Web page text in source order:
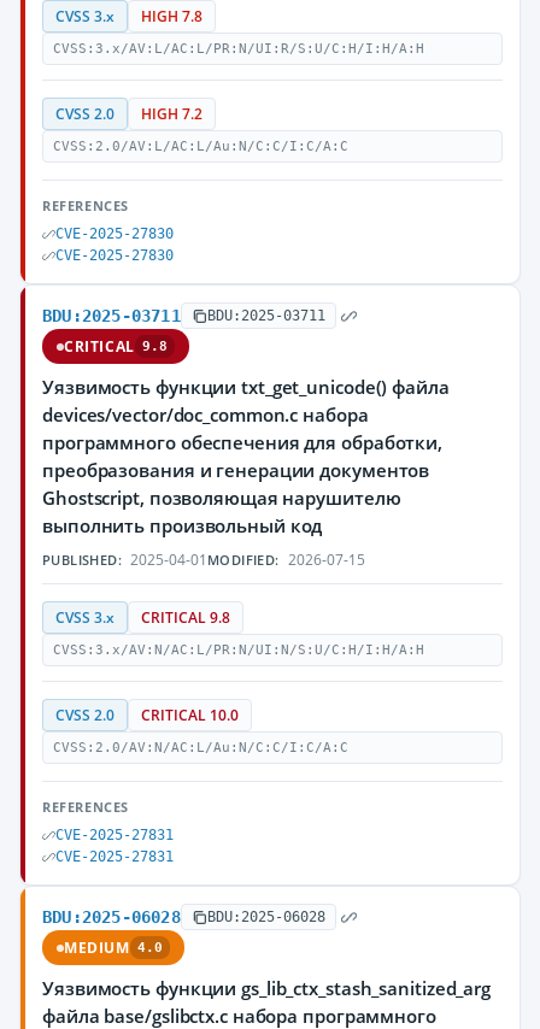
CVSS 3.x HIGH 7.8
CVSS:3.x/AV:L/AC:L/PR:N/UI:R/S:U/C:H/I:H/A:H
CVSS 2.0 HIGH 7.2
CVSS:2.0/AV:L/AC:L/Au:N/C:C/I:C/A:C
REFERENCES
CVE-2025-27830
CVE-2025-27830
BDU:2025-03711 BDU:2025-03711
CRITICAL 9.8
Уязвимость функции txt_get_unicode() файла
devices/vector/doc_common.c набора
программного обеспечения для обработки,
преобразования и генерации документов
Ghostscript, позволяющая нарушителю
выполнить произвольный код
PUBLISHED: 2025-04-01 MODIFIED: 2026-07-15
CVSS 3.x CRITICAL 9.8
CVSS:3.x/AV:N/AC:L/PR:N/UI:N/S:U/C:H/I:H/A:H
CVSS 2.0 CRITICAL 10.0
CVSS:2.0/AV:N/AC:L/Au:N/C:C/I:C/A:C
REFERENCES
CVE-2025-27831
CVE-2025-27831
BDU:2025-06028 BDU:2025-06028
MEDIUM 4.0
Уязвимость функции gs_lib_ctx_stash_sanitized_arg
файла base/gslibctx.c набора программного